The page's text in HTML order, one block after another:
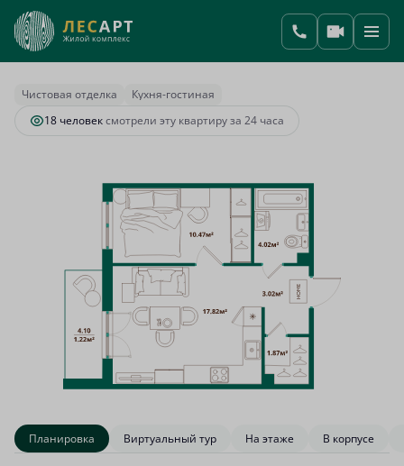
1-комнатная38.42 м 8 946 548 руб.
Ипотека от 33 215 руб.
Чистовая отделка
Кухня-гостиная
18 человексмотрели эту квартиру за 24 часа
Планировка Виртуальный тур На этаже В корпусе